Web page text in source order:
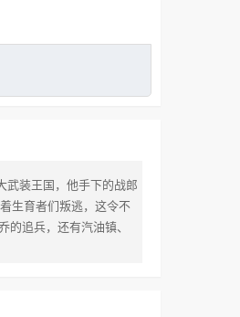
武装王国，他手下的战郎
生育者们叛逃，这令不
的追兵，还有汽油镇、